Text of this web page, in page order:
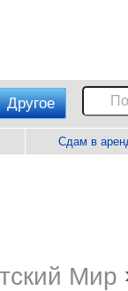
Другое
Сдам в
Мир